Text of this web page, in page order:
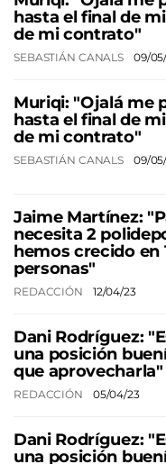
hasta el final de
de mi contrato"
SEBASTIÁN CANALS 09/
Muriqi: "Ojalá me
hasta el final de
de mi contrato"
SEBASTIÁN CANALS 09/
Jaime Martínez:
necesita 2
hemos crecido en
personas"
REDACCIÓN 12/04/23
Dani Rodríguez:
una posición
que aprovecharla"
REDACCIÓN 05/04/23
Dani Rodríguez:
una posición